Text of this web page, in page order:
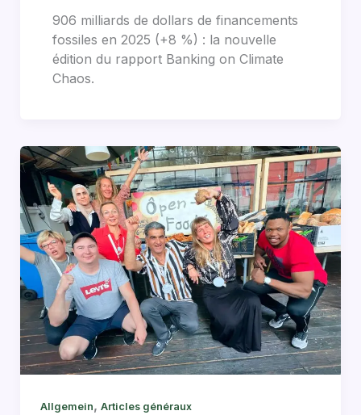
906 milliards de dollars de financements
fossiles en 2025 (+8 %) : la nouvelle
édition du rapport Banking on Climate
Chaos.
Allgemein, Articles généraux